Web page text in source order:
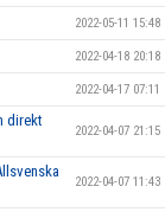
2022-05-11 15:48
2022-04-18 20:18
2022-04-17 07:11
direkt
2022-04-07 21:15
2022-04-07 11:43